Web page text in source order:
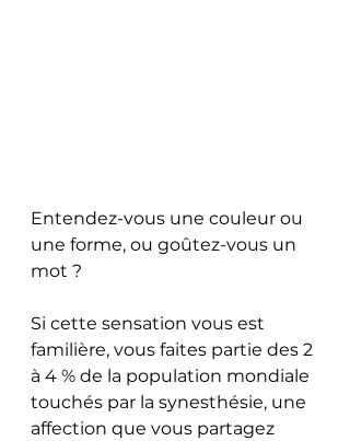
Entendez-vous une couleur ou
une forme, ou goûtez-vous un
mot ?
Si cette sensation vous est
familière, vous faites partie des 2
à 4 % de la population mondiale
touchés par la synesthésie, une
affection que vous partagez